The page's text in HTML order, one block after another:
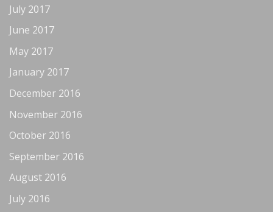
July 2017
June 2017
May 2017
January 2017
December 2016
November 2016
October 2016
September 2016
August 2016
July 2016